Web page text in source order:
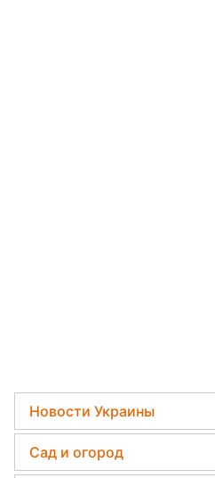
Новости Украины
Телеграм новости Украины
Сад и огород